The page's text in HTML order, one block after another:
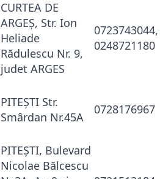
CURTEA DE
ARGEŞ, Str. Ion
Heliade
Rădulescu Nr. 9,
judet ARGES
0723743044,
0248721180
PITEŞTI Str.
Smârdan Nr.45A
0728176967
PITEŞTI, Bulevard
Nicolae Bălcescu